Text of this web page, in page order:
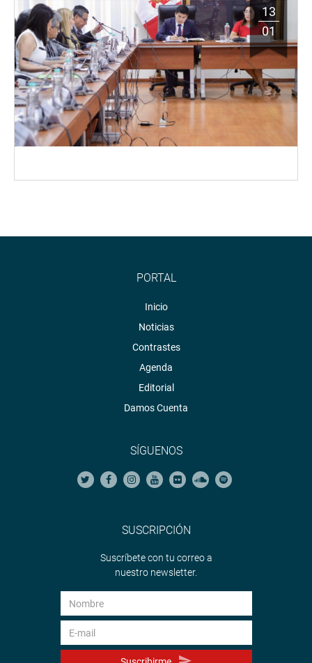
13
01
PORTAL
Inicio
Noticias
Contrastes
Agenda
Editorial
Damos Cuenta
SÍGUENOS
SUSCRIPCIÓN
Suscríbete con tu correo a
nuestro newsletter.